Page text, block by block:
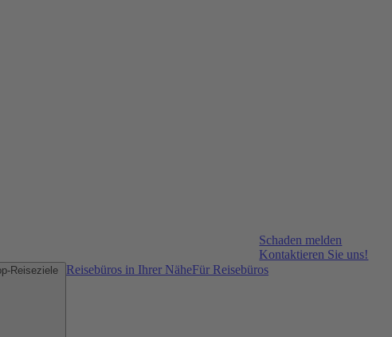
Schaden melden
Kontaktieren Sie uns!
Reisebüros in Ihrer NäheFür Reisebüros